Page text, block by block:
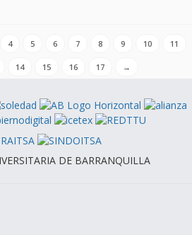
4 5 6 7 8 9 10 11
14 15 16 17 →
DE BARRANQUILLA